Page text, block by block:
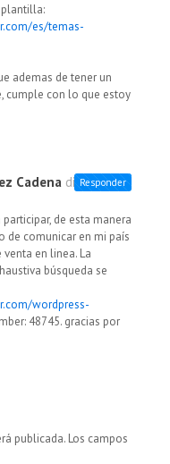
es/temas-
ademas de tener un
cumple con lo que estoy
Cadena dice:
de esta manera
de comunicar en mi país
en linea. La
búsqueda se
wordpress-
48745. gracias por
Responder
publicada. Los campos